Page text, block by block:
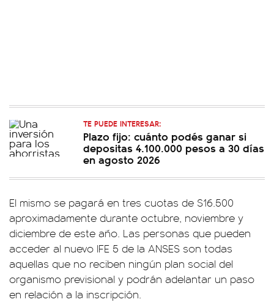
TE PUEDE INTERESAR:
Plazo fijo: cuánto podés ganar si
depositas 4.100.000 pesos a 30 días
en agosto 2026
El mismo se pagará en tres cuotas de $16.500
aproximadamente durante octubre, noviembre y
diciembre de este año. Las personas que pueden
acceder al nuevo IFE 5 de la ANSES son todas
aquellas que no reciben ningún plan social del
organismo previsional y podrán adelantar un paso
en relación a la inscripción.